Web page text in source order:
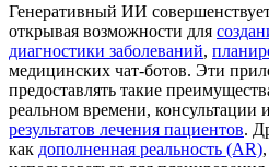
Генеративный ИИ
открывая возможности для
диагностики заболеваний,
медицинских чат-ботов. Эти
предоставлять такие
реальном времени, консультации
результатов лечения пациентов.
как дополненная реальность (AR)